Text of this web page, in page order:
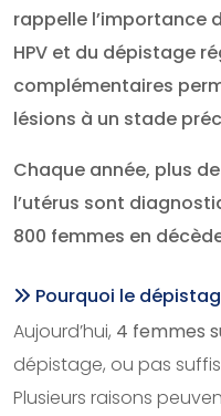
rappelle l’importance
HPV et du dépistage
complémentaires
lésions à un stade
Chaque année, plus
l’utérus sont
800 femmes en
Pourquoi le
Aujourd’hui, 4 femmes
dépistage, ou pas
Plusieurs raisons